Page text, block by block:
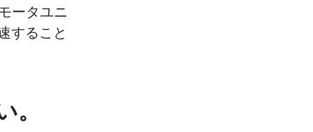
ータユニ
すること
。